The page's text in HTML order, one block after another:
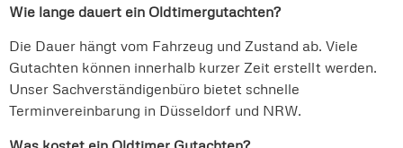
Wie lange dauert ein Oldtimergutachten?
Die Dauer hängt vom Fahrzeug und Zustand ab. Viele
Gutachten können innerhalb kurzer Zeit erstellt werden.
Unser Sachverständigenbüro bietet schnelle
Terminvereinbarung in Düsseldorf und NRW.